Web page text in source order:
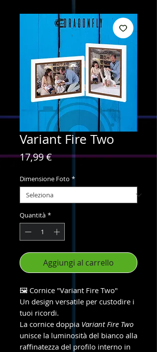
Variant Fire Two
17,99 €Prezzo
Dimensione Foto *
Quantità *
Aggiungi al carrello
🖼️ Cornice "Variant Fire Two"
Un design versatile per custodire i
tuoi ricordi.
La cornice doppia Variant Fire Two
unisce la luminosità del bianco alla
raffinatezza del profilo interno in